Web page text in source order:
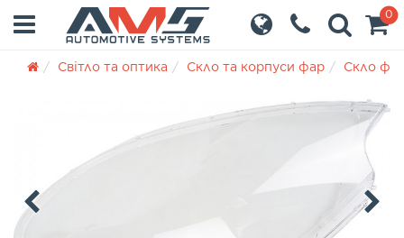
0
Світло та оптика Скло та корпуси фар Скло